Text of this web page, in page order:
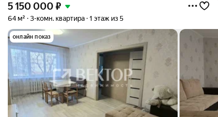
5 150 000 ₽
64 м² 3-комн. квартира 1 этаж из 5
онлайн показ